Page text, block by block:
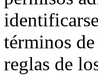
términos
reglas de